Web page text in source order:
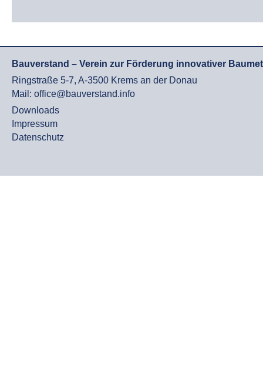
Bauverstand – Verein zur Förderung innovativer
Ringstraße 5-7, A-3500 Krems an der Donau
Mail: office@bauverstand.info
Downloads
Impressum
Datenschutz